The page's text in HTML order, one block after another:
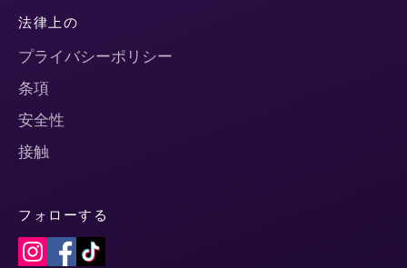
法律上の
プライバシーポリシー
条項
安全性
接触
フォローする